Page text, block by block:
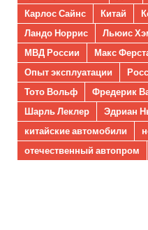
Карлос Сайнс
Китай
Ландо Норрис
Льюис
МВД России
Макс
Опыт эксплуатации
Тото Вольф
Фредерик
Шарль Леклер
Эдриан
китайские автомобили
отечественный автопром